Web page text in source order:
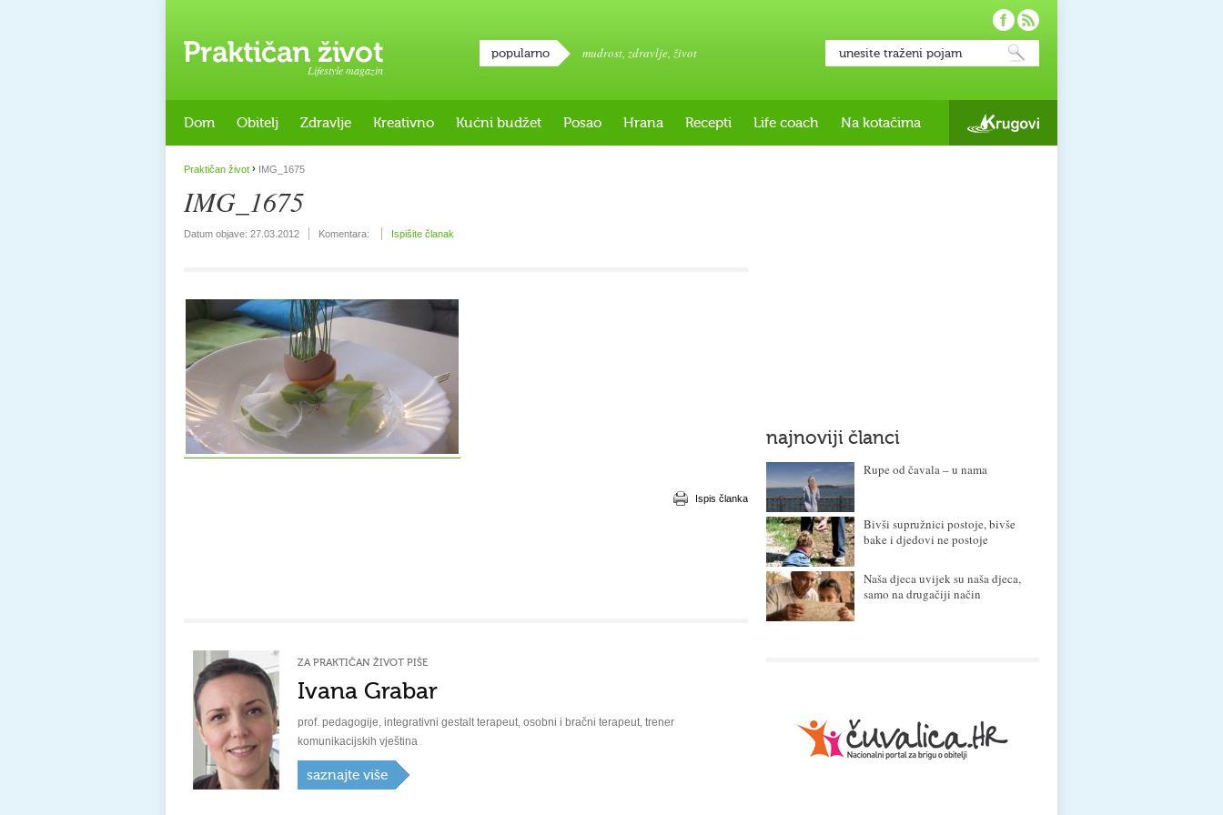
Lifestyle magazin
popularno mudrost, zdravlje, život
Dom Obitelj Zdravlje Kreativno Kućni budžet Posao Hrana Recepti Life coach Na kotačima
Praktičan život › IMG_1675
IMG_1675
Datum objave: 27.03.2012 Komentara: Ispišite članak
Ispis članka
ZA PRAKTIČAN ŽIVOT PIŠE
Ivana Grabar
prof. pedagogije, integrativni gestalt terapeut, osobni i bračni terapeut, trener
komunikacijskih vještina
saznajte više
najnoviji članci
Rupe od čavala – u nama
Bivši supružnici postoje, bivše
bake i djedovi ne postoje
Naša djeca uvijek su naša djeca,
samo na drugačiji način